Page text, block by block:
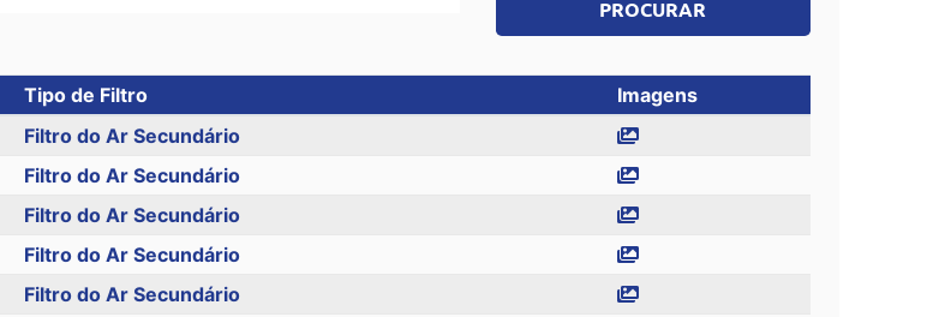
Tipo de Filtro
Imagens
Filtro do Ar Secundário
Filtro do Ar Secundário
Filtro do Ar Secundário
Filtro do Ar Secundário
Filtro do Ar Secundário